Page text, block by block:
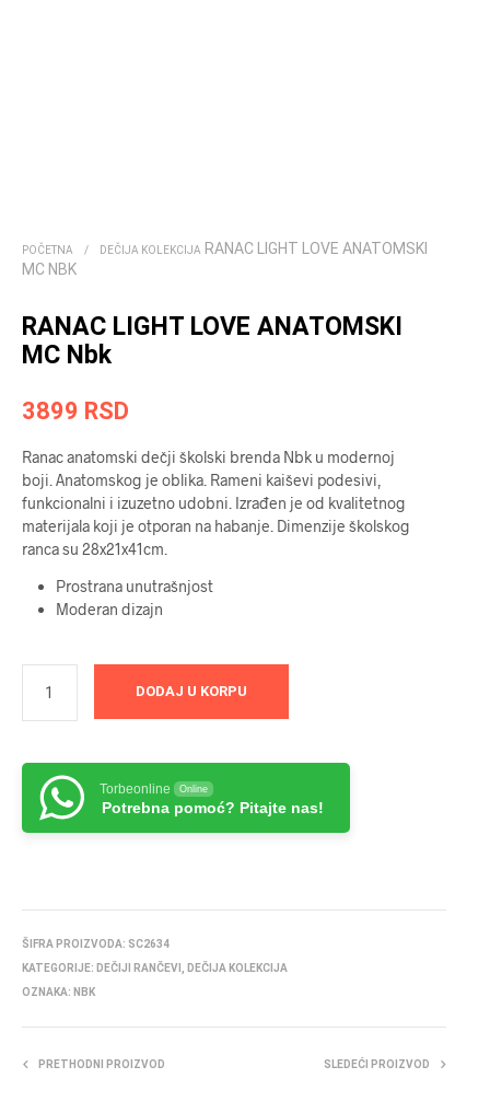
POČETNA / DEČIJA KOLEKCIJA RANAC LIGHT LOVE ANATOMSKI
MC NBK
RANAC LIGHT LOVE ANATOMSKI
MC Nbk
3899 RSD
Ranac anatomski dečji školski brenda Nbk u modernoj
boji. Anatomskog je oblika. Rameni kaiševi podesivi,
funkcionalni i izuzetno udobni. Izrađen je od kvalitetnog
materijala koji je otporan na habanje. Dimenzije školskog
ranca su 28x21x41cm.
Prostrana unutrašnjost
Moderan dizajn
DODAJ U KORPU
Torbeonline Online
Potrebna pomoć? Pitajte nas!
ŠIFRA PROIZVODA: SC2634
KATEGORIJE: DEČIJI RANČEVI
DEČIJA KOLEKCIJA
OZNAKA: NBK
PRETHODNI PROIZVOD SLEDEĆI PROIZVOD